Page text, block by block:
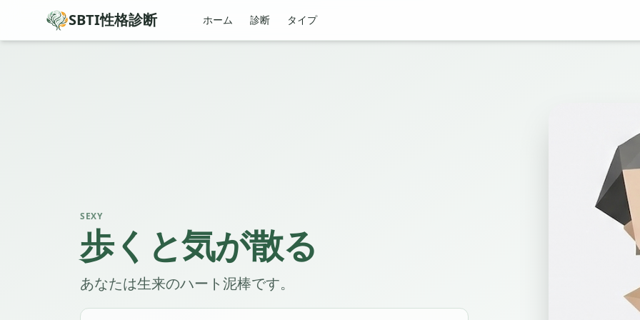
SBTI性格診断 ホーム 診断 タイプ
SEXY
歩くと気が散る
あなたは生来のハート泥棒です。